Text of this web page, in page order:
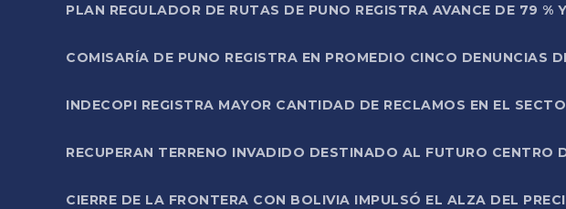
PLAN REGULADOR DE RUTAS DE PUNO REGISTRA AVANCE DE 79
COMISARÍA DE PUNO REGISTRA EN PROMEDIO CINCO DENUNCIAS
INDECOPI REGISTRA MAYOR CANTIDAD DE RECLAMOS EN EL
RECUPERAN TERRENO INVADIDO DESTINADO AL FUTURO CENTRO
CIERRE DE LA FRONTERA CON BOLIVIA IMPULSÓ EL ALZA DEL